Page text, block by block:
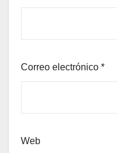
Correo electrónico *
Web